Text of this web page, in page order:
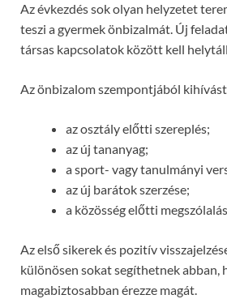
Az évkezdés sok olyan helyzetet
teszi a gyermek önbizalmát. Új
társas kapcsolatok között kell
Az önbizalom szempontjából
az osztály előtti szereplés;
az új tananyag;
a sport- vagy tanulmányi
az új barátok szerzése;
a közösség előtti
Az első sikerek és pozitív
különösen sokat segíthetnek abban,
magabiztosabban érezze magát.